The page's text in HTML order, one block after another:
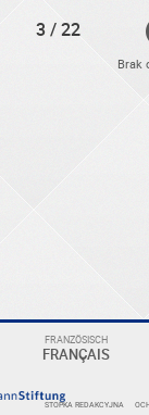
3 / 22
Brak
FRANZÖSISCH
FRANÇAIS
STOPKA REDAKCYJNA